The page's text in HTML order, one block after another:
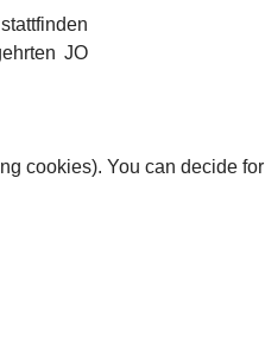
JO
cookies). You can decide for